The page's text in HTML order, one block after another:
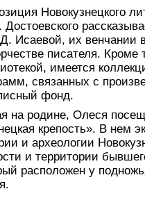
Новокузнецкого
Исаевой, их венчании
писателя. Кроме
имеется
связанных с
фонд.
на родине, Олеся
крепость». В нем
и археологии
и территории
расположен у